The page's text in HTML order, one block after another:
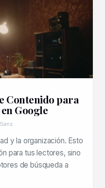
Contenido para
Google
y la organización. Esto
para tus lectores, sino
de búsqueda a